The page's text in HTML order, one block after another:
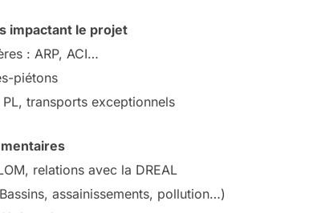
impactant le projet
: ARP, ACI…
piétons
PL, transports exceptionnels
relations avec la DREAL
assainissements, pollution…)